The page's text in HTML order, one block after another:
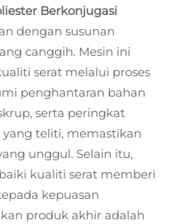
Berkonjugasi
dengan susunan
canggih. Mesin ini
serat melalui proses
penghantaran bahan
serta peringkat
teliti, memastikan
unggul. Selain itu,
kualiti serat memberi
kepuasan
produk akhir adalah